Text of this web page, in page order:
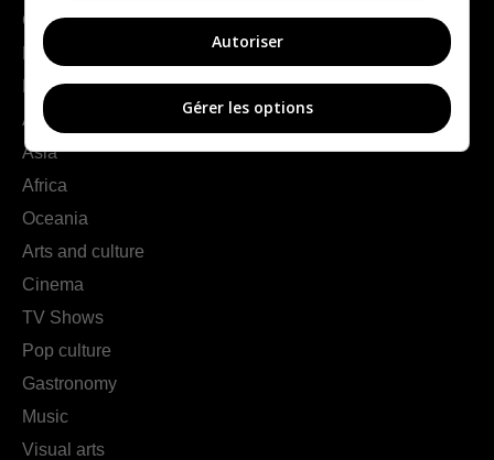
Geography
France
Europe
Americas
Asia
Africa
Oceania
Arts and culture
Cinema
TV Shows
Pop culture
Gastronomy
Music
Visual arts
Autoriser
Gérer les options